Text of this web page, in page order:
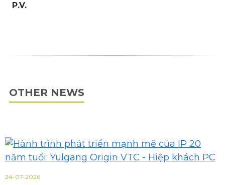
P.V.
OTHER NEWS
24-07-2026